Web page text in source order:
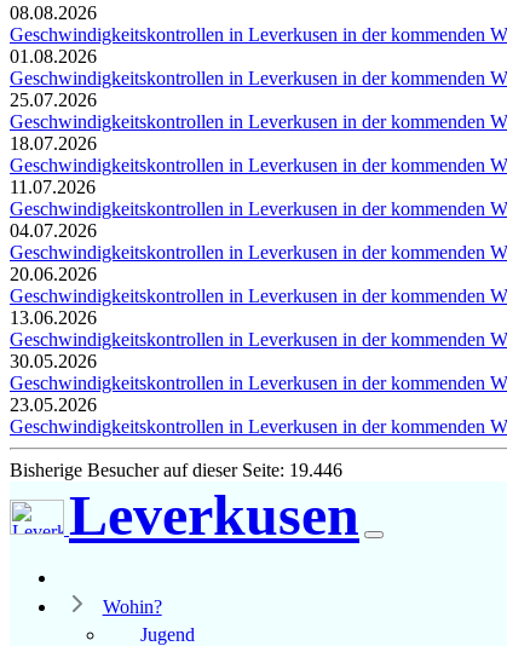
08.08.2026
Geschwindigkeitskontrollen in Leverkusen in der kommenden
01.08.2026
Geschwindigkeitskontrollen in Leverkusen in der kommenden
25.07.2026
Geschwindigkeitskontrollen in Leverkusen in der kommenden
18.07.2026
Geschwindigkeitskontrollen in Leverkusen in der kommenden
11.07.2026
Geschwindigkeitskontrollen in Leverkusen in der kommenden
04.07.2026
Geschwindigkeitskontrollen in Leverkusen in der kommenden
20.06.2026
Geschwindigkeitskontrollen in Leverkusen in der kommenden
13.06.2026
Geschwindigkeitskontrollen in Leverkusen in der kommenden
30.05.2026
Geschwindigkeitskontrollen in Leverkusen in der kommenden
23.05.2026
Geschwindigkeitskontrollen in Leverkusen in der kommenden
Bisherige Besucher auf dieser Seite: 19.446
Leverkusen
Wohin?
Jugend